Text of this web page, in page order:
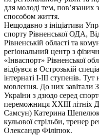
для молоді тем, пов’язаних
способом життя.
Нещодавно з ініціативи
спорту Рівненської ОДА,
Рівненській області та
регіональний центр з
«Інваспорт» Рівненської
відбувся в Острозькій
інтернаті І-ІІІ ступенів.
мовлення. До них завітали
України з дзюдо серед
переможниця XXIII літніх
Самсун) Катерина
кульової стрільби, тренер
Олександр Філіпюк.